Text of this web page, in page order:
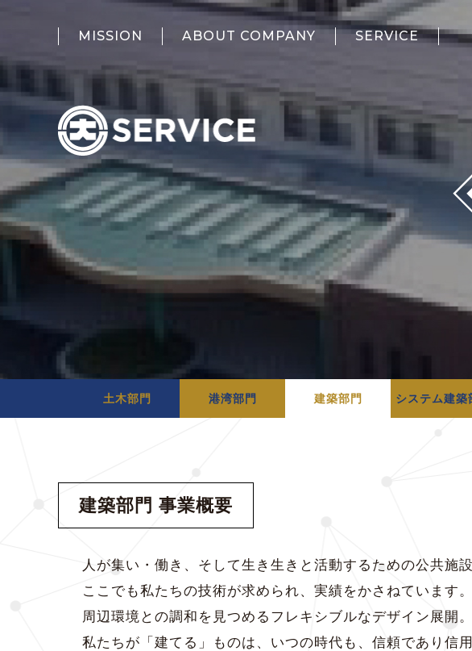
MISSION ABOUT COMPANY SERVICE
土木部門 港湾部門 建築部門 システム建築
建築部門 事業概要
人が集い・働き、そして生き生きと活動するための公共施
ここでも私たちの技術が求められ、実績をかさねています
周辺環境との調和を見つめるフレキシブルなデザイン展開
私たちが「建てる」ものは、いつの時代も、信頼であり信用